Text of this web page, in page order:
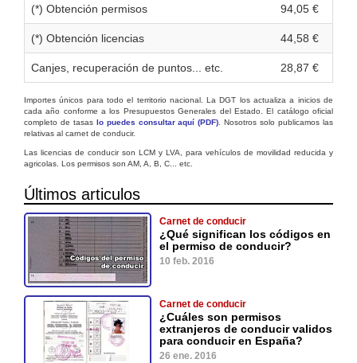
(*) Obtención permisos 94,05 €
(*) Obtención licencias 44,58 €
Canjes, recuperación de puntos... etc. 28,87 €
Importes únicos para todo el territorio nacional. La DGT los actualiza a inicios de
cada año conforme a los Presupuestos Generales del Estado. El catálogo oficial
completo de tasas lo puedes consultar aquí (PDF) . Nosotros solo publicamos las
relativas al carnet de conducir.
Las licencias de conducir son LCM y LVA, para vehículos de movilidad reducida y
agricolas. Los permisos son AM, A, B, C... etc.
Últimos articulos
Carnet de conducir
¿Qué significan los códigos en
el permiso de conducir?
10 feb. 2016
Carnet de conducir
¿Cuáles son permisos
extranjeros de conducir validos
para conducir en España?
26 ene. 2016